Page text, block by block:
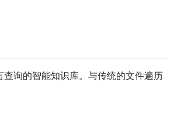
询的智能知识库。与传统的文件遍历